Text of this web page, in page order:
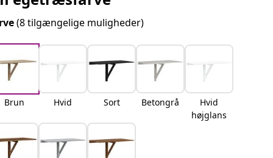
(8 tilgængelige muligheder)
Brun Hvid Sort Betongrå
Hvid
højglans